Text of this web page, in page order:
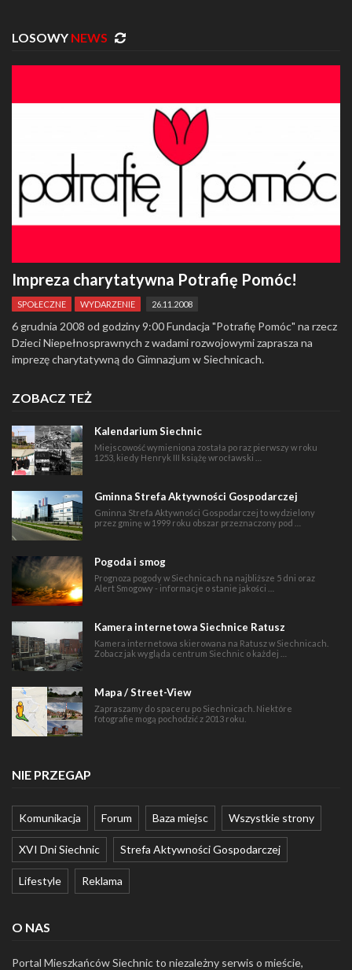
LOSOWY NEWS
Impreza charytatywna Potrafię Pomóc!
SPOŁECZNE WYDARZENIE 26.11.2008
6 grudnia 2008 od godziny 9:00 Fundacja "Potrafię Pomóc" na rzecz
Dzieci Niepełnosprawnych z wadami rozwojowymi zaprasza na
imprezę charytatywną do Gimnazjum w Siechnicach.
ZOBACZ TEŻ
Kalendarium Siechnic
Miejscowość wymieniona została po raz pierwszy w roku
1253, kiedy Henryk III książę wrocławski …
Gminna Strefa Aktywności Gospodarczej
Gminna Strefa Aktywności Gospodarczej to wydzielony
przez gminę w 1999 roku obszar przeznaczony pod …
Pogoda i smog
Prognoza pogody w Siechnicach na najbliższe 5 dni oraz
Alert Smogowy - informacje o stanie jakości …
Kamera internetowa Siechnice Ratusz
Kamera internetowa skierowana na Ratusz w Siechnicach.
Zobacz jak wygląda centrum Siechnic o każdej …
Mapa / Street-View
Zapraszamy do spaceru po Siechnicach. Niektóre
fotografie mogą pochodzić z 2013 roku.
NIE PRZEGAP
Komunikacja Forum Baza miejsc Wszystkie strony
XVI Dni Siechnic Strefa Aktywności Gospodarczej
Lifestyle Reklama
O NAS
Portal Mieszkańców Siechnic to niezależny serwis o mieście,